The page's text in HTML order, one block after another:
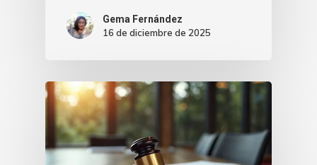
Gema Fernández
16 de diciembre de 2025